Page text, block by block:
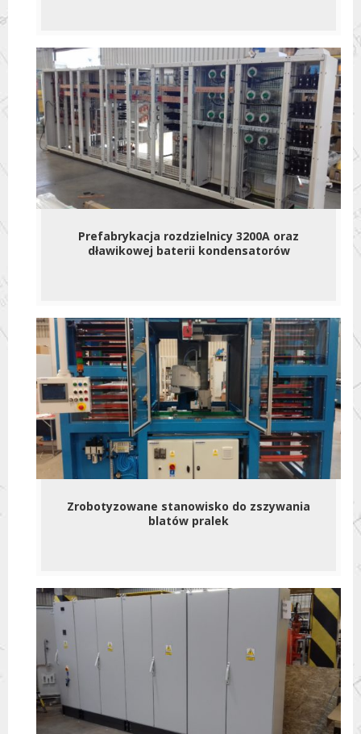
Prefabrykacja rozdzielnicy 3200A oraz
dławikowej baterii kondensatorów
Zrobotyzowane stanowisko do zszywania
blatów pralek